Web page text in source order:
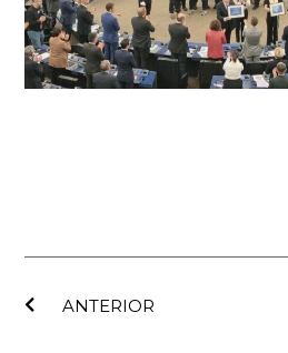
ANTERIOR